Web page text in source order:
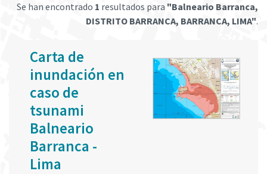
Se han encontrado 1 resultados para "Balneario Barranca,
DISTRITO BARRANCA, BARRANCA, LIMA".
Carta de
inundación en
caso de
tsunami
Balneario
Barranca -
Lima